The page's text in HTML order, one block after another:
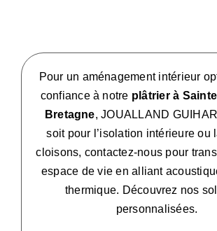
Pour un aménagement intérieur
confiance à notre plâtrier à
Bretagne, JOUALLAND
soit pour l’isolation intérieure ou
cloisons, contactez-nous pour
espace de vie en alliant
thermique. Découvrez nos
personnalisées.